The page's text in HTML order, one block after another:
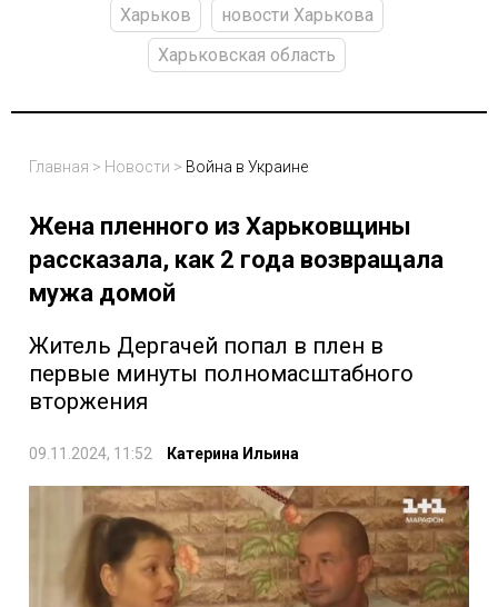
Харьков
новости Харькова
Харьковская область
Главная > Новости > Война в Украине
Жена пленного из Харьковщины
рассказала, как 2 года возвращала
мужа домой
Житель Дергачей попал в плен в
первые минуты полномасштабного
вторжения
09.11.2024, 11:52 Катерина Ильина